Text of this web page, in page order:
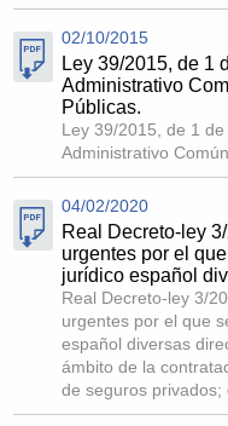
02/10/2015
Ley 39/2015, de 1
Administrativo
Públicas.
Ley 39/2015, de 1
Administrativo
04/02/2020
Real Decreto-ley
urgentes por el
jurídico español
Real Decreto-ley 3/
urgentes por el que
español diversas
ámbito de la
de seguros privados;